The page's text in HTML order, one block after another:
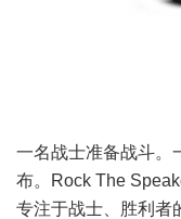
一名战士准备战斗。
布。Rock The
专注于战士、胜利者